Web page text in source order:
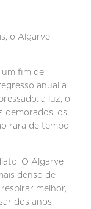
o Algarve
um fim de
anual a
a luz, o
demorados, os
rara de tempo
O Algarve
denso de
melhor,
dos anos,